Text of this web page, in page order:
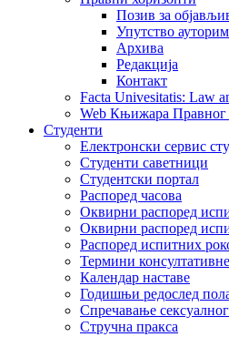
Позив за
Упутство
Архива
Редакција
Контакт
Facta Univesitatis: Law
Web Књижара
Студенти
Електронски сервис
Студенти саветници
Студентски портал
Распоред часова
Оквирни распоред
Оквирни распоред
Распоред испитних
Термини
Календар наставе
Годишњи редослед
Спречавање
Стручна пракса